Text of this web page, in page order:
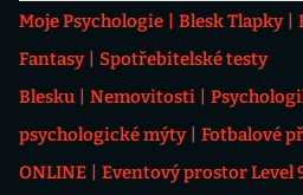
Moje Psychologie Blesk Tlapky
Fantasy
Spotřebitelské testy
Blesku
Nemovitosti
psychologické mýty
Fotbalové
ONLINE
Eventový prostor Level